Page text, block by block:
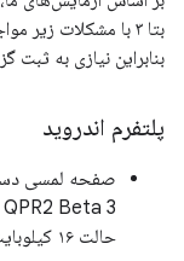
بتا ۳ با مشکلات
بنابراین نیازی به
پلتفرم اندروید
حالت ۱۶ کیلوبایت، کار نمی‌کند. برای حل این مشکل: